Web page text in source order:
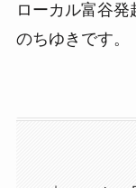
ローカル富谷
のちゆきです。